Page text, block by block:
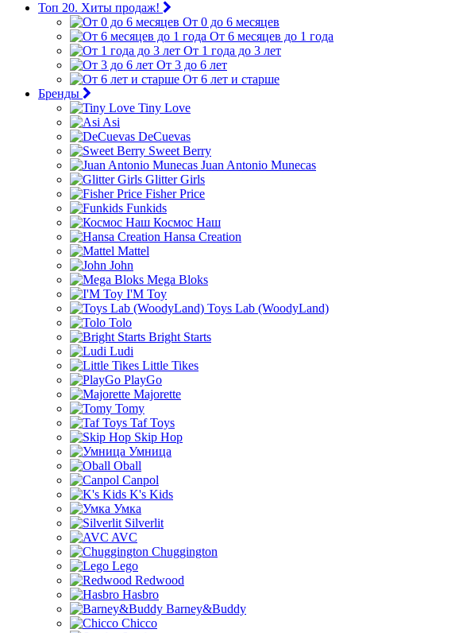
Топ 20. Хиты продаж!
От 0 до 6 месяцев
От 6 месяцев до 1 года
От 1 года до 3 лет
От 3 до 6 лет
От 6 лет и старше
Бренды
Tiny Love
Asi
DeCuevas
Sweet Berry
Juan Antonio Munecas
Glitter Girls
Fisher Price
Funkids
Космос Наш
Hansa Creation
Mattel
John
Mega Bloks
I'M Toy
Toys Lab (WoodyLand)
Tolo
Bright Starts
Ludi
Little Tikes
PlayGo
Majorette
Tomy
Taf Toys
Skip Hop
Умница
Oball
Canpol
K's Kids
Умка
Silverlit
AVC
Chuggington
Lego
Redwood
Hasbro
Barney&Buddy
Chicco